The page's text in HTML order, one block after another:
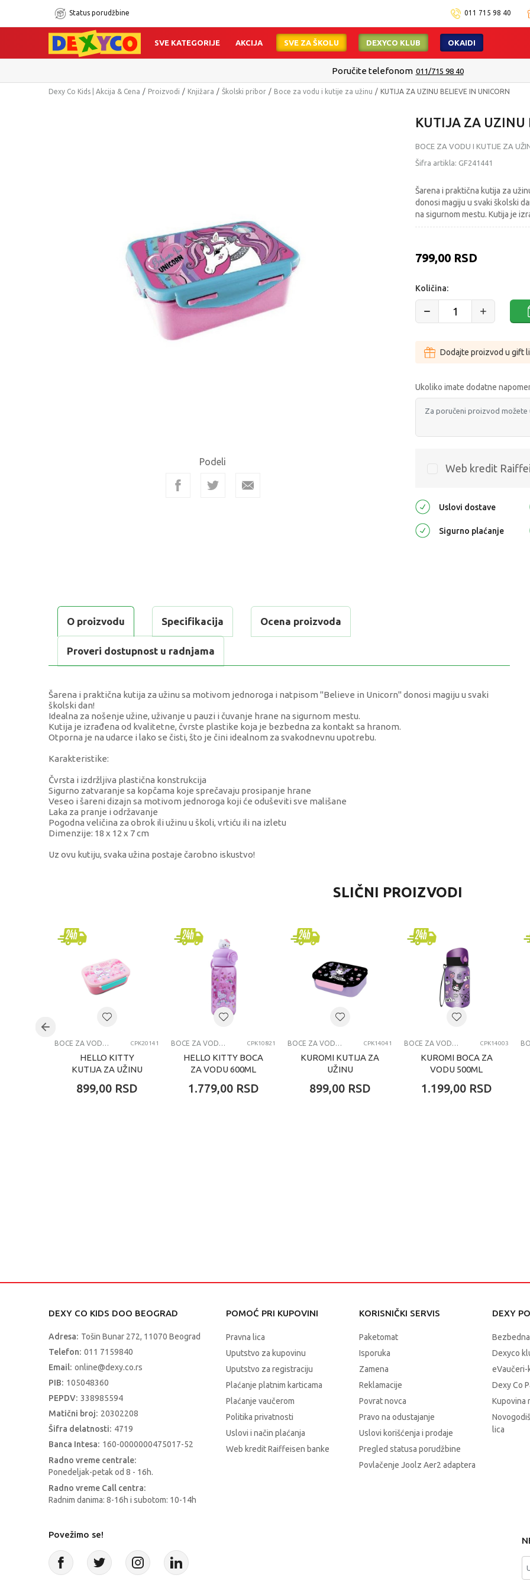
Status porudžbine 011 715 98 40
SVE KATEGORIJE AKCIJA SVE ZA ŠKOLU DEXYCO KLUB OKAIDI
Poručite telefonom 011/715 98 40
Dexy Co Kids | Akcija & Cena Proizvodi Knjižara Školski pribor Boce za vodu i kutije za užinu KUTIJA ZA UZINU BELIEVE IN UNICORN
Podeli
KUTIJA ZA UZINU
BOCE ZA VODU I KUTIJE ZA
Šifra artikla: GF241441
Šarena i praktična kutija za
donosi magiju u svaki školski
na sigurnom mestu. Kutija je
799,00 RSD
Količina:
Dodajte proizvod u gift
Ukoliko imate dodatne
Web kredit
Uslovi dostave
Sigurno plaćanje
O proizvodu Specifikacija Ocena proizvoda
Proveri dostupnost u radnjama
Šarena i praktična kutija za užinu sa motivom jednoroga i natpisom "Believe in Unicorn" donosi magiju u svaki
školski dan!
Idealna za nošenje užine, uživanje u pauzi i čuvanje hrane na sigurnom mestu.
Kutija je izrađena od kvalitetne, čvrste plastike koja je bezbedna za kontakt sa hranom.
Otporna je na udarce i lako se čisti, što je čini idealnom za svakodnevnu upotrebu.
Karakteristike:
Čvrsta i izdržljiva plastična konstrukcija
Sigurno zatvaranje sa kopčama koje sprečavaju prosipanje hrane
Veseo i šareni dizajn sa motivom jednoroga koji će oduševiti sve mališane
Laka za pranje i održavanje
Pogodna veličina za obrok ili užinu u školi, vrtiću ili na izletu
Dimenzije: 18 x 12 x 7 cm
Uz ovu kutiju, svaka užina postaje čarobno iskustvo!
Boce za vodu i kutije za užinu
Brend
Uzrast
SLIČNI PROIZVODI
BOCE ZA VODU I KUTIJE ZA UŽINU CPK20141
HELLO KITTY
KUTIJA ZA UŽINU
899,00 RSD
BOCE ZA VODU I KUTIJE ZA UŽINU CPK10821
HELLO KITTY BOCA
ZA VODU 600ML
1.779,00 RSD
BOCE ZA VODU I KUTIJE ZA UŽINU CPK14041
KUROMI KUTIJA ZA
UŽINU
899,00 RSD
BOCE ZA VODU I KUTIJE ZA UŽINU CPK14003
KUROMI BOCA ZA
VODU 500ML
1.199,00 RSD
DEXY CO KIDS DOO BEOGRAD
Adresa: Tošin Bunar 272, 11070 Beograd
Telefon: 011 7159840
Email: online@dexy.co.rs
PIB: 105048360
PEPDV: 338985594
Matični broj: 20302208
Šifra delatnosti: 4719
Banca Intesa: 160-0000000475017-52
Radno vreme centrale:
Ponedeljak-petak od 8 - 16h.
Radno vreme Call centra:
Radnim danima: 8-16h i subotom: 10-14h
POMOĆ PRI KUPOVINI
Pravna lica
Uputstvo za kupovinu
Uputstvo za registraciju
Plaćanje platnim karticama
Plaćanje vaučerom
Politika privatnosti
Uslovi i način plaćanja
Web kredit Raiffeisen banke
KORISNIČKI SERVIS
Paketomat
Isporuka
Zamena
Reklamacije
Povrat novca
Pravo na odustajanje
Uslovi korišćenja i prodaje
Pregled statusa porudžbine
Povlačenje Joolz Aer2 adaptera
DEXY
Dexyco
Dexy Co
Kupovina
lica
Povežimo se!